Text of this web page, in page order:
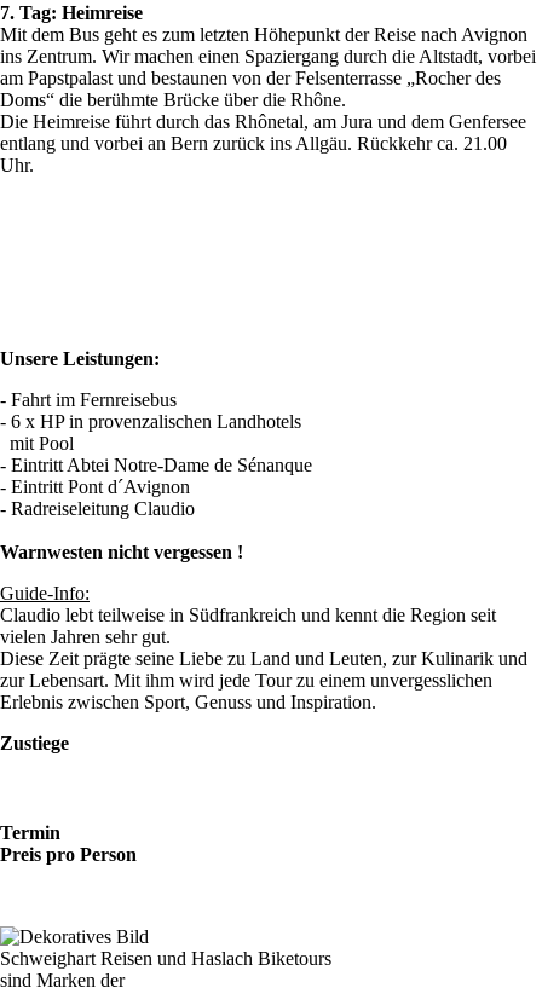
7. Tag: Heimreise
Mit dem Bus geht es zum letzten Höhepunkt der Reise nach Avignon
ins Zentrum. Wir machen einen Spaziergang durch die Altstadt, vorbei
am Papstpalast und bestaunen von der Felsenterrasse „Rocher des
Doms“ die berühmte Brücke über die Rhône.
Die Heimreise führt durch das Rhônetal, am Jura und dem Genfersee
entlang und vorbei an Bern zurück ins Allgäu. Rückkehr ca. 21.00
Uhr.
Unsere Leistungen:
- Fahrt im Fernreisebus
- 6 x HP in provenzalischen Landhotels
mit Pool
- Eintritt Abtei Notre-Dame de Sénanque
- Eintritt Pont d´Avignon
- Radreiseleitung Claudio
Warnwesten nicht vergessen !
Guide-Info:
Claudio lebt teilweise in Südfrankreich und kennt die Region seit
vielen Jahren sehr gut.
Diese Zeit prägte seine Liebe zu Land und Leuten, zur Kulinarik und
zur Lebensart. Mit ihm wird jede Tour zu einem unvergesslichen
Erlebnis zwischen Sport, Genuss und Inspiration.
Zustiege
Termin
Preis pro Person
Schweighart Reisen und Haslach Biketours
sind Marken der